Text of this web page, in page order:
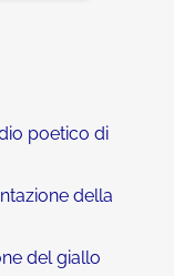
poetico di
della
del giallo